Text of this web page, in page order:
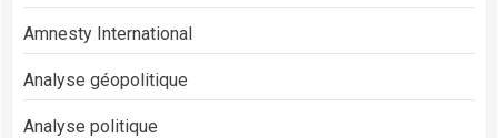
Amnesty International
Analyse géopolitique
Analyse politique